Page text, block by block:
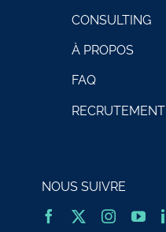
CONSULTING
À PROPOS
FAQ
RECRUTEMENT
NOUS SUIVRE